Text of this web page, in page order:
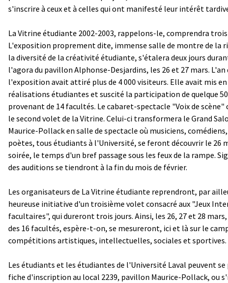
s'inscrire à ceux et à celles qui ont manifesté leur intérêt
La Vitrine étudiante 2002-2003, rappelons-le, comprendra
L'exposition proprement dite, immense salle de montre de la
la diversité de la créativité étudiante, s'étalera deux jours
l'agora du pavillon Alphonse-Desjardins, les 26 et 27 mars. L'an
l'exposition avait attiré plus de 4 000 visiteurs. Elle avait mis en
réalisations étudiantes et suscité la participation de quelque
provenant de 14 facultés. Le cabaret-spectacle "Voix de
le second volet de la Vitrine. Celui-ci transformera le Grand
Maurice-Pollack en salle de spectacle où musiciens,
poètes, tous étudiants à l'Université, se feront découvrir le 26
soirée, le temps d'un bref passage sous les feux de la rampe.
des auditions se tiendront à la fin du mois de février.
Les organisateurs de La Vitrine étudiante reprendront, par
heureuse initiative d'un troisième volet consacré aux "Jeux
facultaires", qui dureront trois jours. Ainsi, les 26, 27 et 28 mars,
des 16 facultés, espère-t-on, se mesureront, ici et là sur le
compétitions artistiques, intellectuelles, sociales et sportives.
Les étudiants et les étudiantes de l'Université Laval peuvent se
fiche d'inscription au local 2239, pavillon Maurice-Pollack, ou